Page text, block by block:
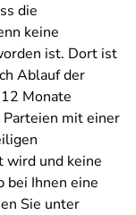
die
keine
ist. Dort ist
Ablauf der
Monate
mit einer
wird und keine
bei Ihnen eine
Sie unter